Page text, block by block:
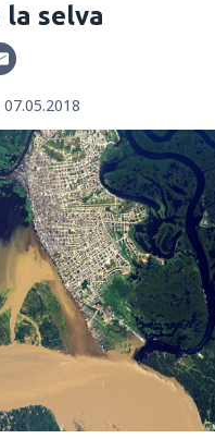
la selva
07.05.2018